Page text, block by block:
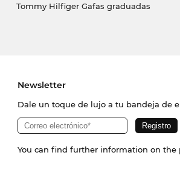
Tommy Hilfiger Gafas graduadas
Newsletter
Dale un toque de lujo a tu bandeja de
You can find further information on the